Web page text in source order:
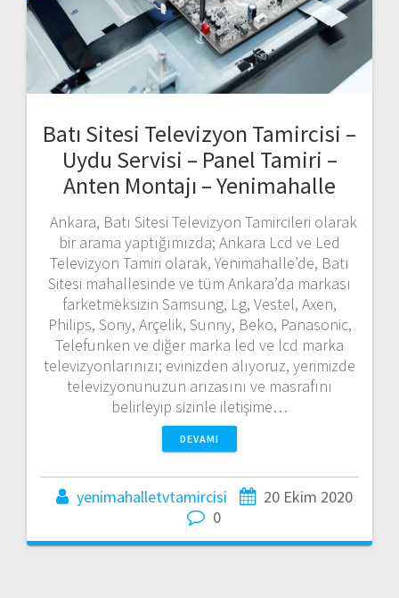
Batı Sitesi Televizyon Tamircisi –
Uydu Servisi – Panel Tamiri –
Anten Montajı – Yenimahalle
Ankara, Batı Sitesi Televizyon Tamircileri olarak
bir arama yaptığımızda; Ankara Lcd ve Led
Televizyon Tamiri olarak, Yenimahalle’de, Batı
Sitesi mahallesinde ve tüm Ankara’da markası
farketmeksizin Samsung, Lg, Vestel, Axen,
Philips, Sony, Arçelik, Sunny, Beko, Panasonic,
Telefunken ve diğer marka led ve lcd marka
televizyonlarınızı; evinizden alıyoruz, yerimizde
televizyonunuzun arızasını ve masrafını
belirleyip sizinle iletişime…
DEVAMI
yenimahalletvtamircisi
20 Ekim 2020
0